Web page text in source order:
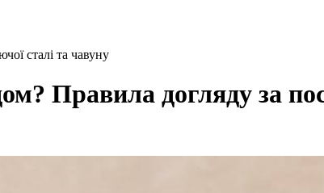
сталі та чавуну
Правила догляду за